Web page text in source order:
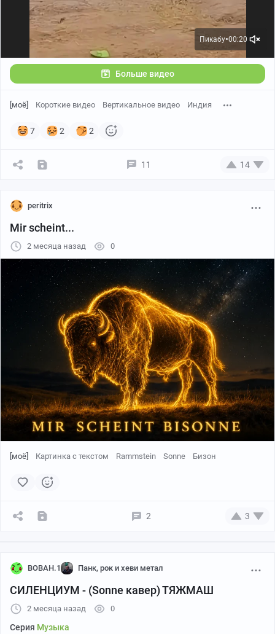
Пикабу●00:20
Больше видео
[моё] Короткие видео Вертикальное видео Индия
7 2 2
11 14
peritrix
Mir scheint...
2 месяца назад 0
[моё] Картинка с текстом Rammstein Sonne Бизон
2 3
BOBAH.1 Панк, рок и хеви метал
СИЛЕНЦИУМ - (Sonne кавер) ТЯЖМАШ
2 месяца назад 0
Серия Музыка